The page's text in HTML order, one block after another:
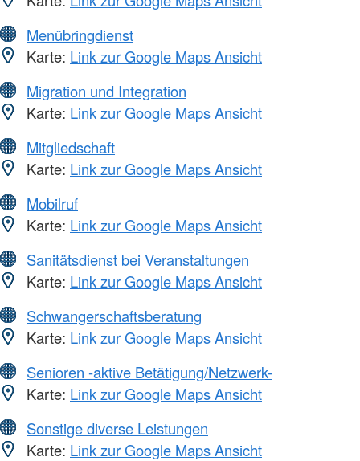
Menübringdienst
Karte: Link zur Google Maps Ansicht
Migration und Integration
Karte: Link zur Google Maps Ansicht
Mitgliedschaft
Karte: Link zur Google Maps Ansicht
Mobilruf
Karte: Link zur Google Maps Ansicht
Sanitätsdienst bei Veranstaltungen
Karte: Link zur Google Maps Ansicht
Schwangerschaftsberatung
Karte: Link zur Google Maps Ansicht
Senioren -aktive Betätigung/Netzwerk-
Karte: Link zur Google Maps Ansicht
Sonstige diverse Leistungen
Karte: Link zur Google Maps Ansicht